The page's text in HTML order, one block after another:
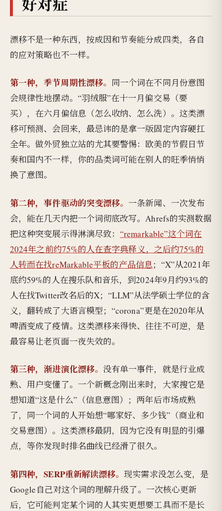
漂移不是一种东西，按成因和节奏能分成四类，各自
的应对策略也不一样。
第一种，季节周期性漂移。 同一个词在不同月份意图
会规律性地摆动。“羽绒服”在十一月偏交易（要
买），在六月偏信息（怎么收纳、怎么洗）。这类漂
移可预测、会回来，最忌讳的是拿一版固定内容硬扛
全年。做外贸独立站的尤其要警惕：欧美的节假日节
奏和国内不一样，你的品类词可能在别人的旺季悄悄
换了意图。
第二种，事件驱动的突变漂移。 一条新闻、一次发布
会，能在几天内把一个词彻底改写。Ahrefs的实测数据
把这种突变展示得淋漓尽致：“remarkable”这个词在
2024年之前约75%的人在查字典释义，之后约75%的
人转而在找reMarkable平板的产品信息；“X”从2021年
底约59%的人在搜乐队和音乐，到2024年9月约93%的
人在找Twitter改名后的X；“LLM”从法学硕士学位的含
义，翻转成了大语言模型；“corona”更是在2020年从
啤酒变成了疫情。这类漂移来得快、往往不可逆，是
最容易让老页面一夜失效的。
第三种，渐进演化漂移。 没有单一事件，就是行业成
熟、用户变懂了。一个新概念刚出来时，大家搜它是
想知道“这是什么”（信息意图）；两年后市场成熟
了，同一个词的人开始想“哪家好、多少钱”（商业和
交易意图）。这类漂移最阴，因为它没有明显的引爆
点，等你发现时排名曲线已经滑了很久。
第四种，SERP重新解读漂移。现实需求没怎么变，是
Google自己对这个词的理解升级了。一次核心更新
后，它可能判定某个词的人其实更想要工具而不是长